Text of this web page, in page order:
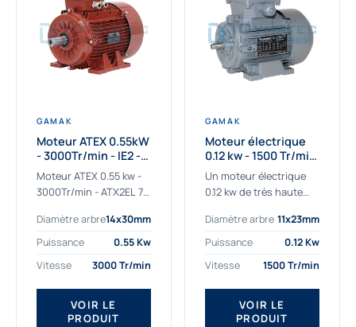
GAMAK
Moteur ATEX 0.55kW
- 3000Tr/min - IE2 -
Zone 2/22 -
Aluminium
Moteur ATEX 0.55 kw -
3000Tr/min - ATX2EL 71
pour les atmosphères
explosives Le moteur
Diamètre arbre14x30mm
Puissance
0.55 Kw
Vitesse
3000 Tr/min
VOIR LE
PRODUIT
GAMAK
Moteur électrique
0.12 kw - 1500 Tr/min
- 230/400V - IE2
Un moteur électrique
0.12 kw de très haute
applications les plus
sollicitées. Nous
fournissons des
moteurs électriques...
Diamètre arbre 11x23mm
Puissance
0.12 Kw
Vitesse
1500 Tr/min
VOIR LE
PRODUIT